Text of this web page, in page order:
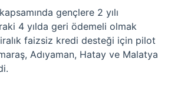
gençlere 2 yılı
4 yılda geri ödemeli olmak
faizsiz kredi desteği için pilot
Adıyaman, Hatay ve Malatya